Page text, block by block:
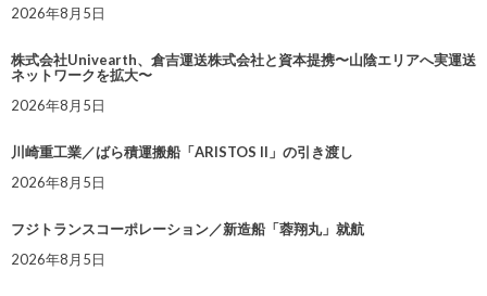
2026年8月5日
株式会社Univearth、倉吉運送株式会社と資本提携〜山陰エリアへ実運送
ネットワークを拡大〜
2026年8月5日
川崎重工業／ばら積運搬船「ARISTOS II」の引き渡し
2026年8月5日
フジトランスコーポレーション／新造船「蓉翔丸」就航
2026年8月5日